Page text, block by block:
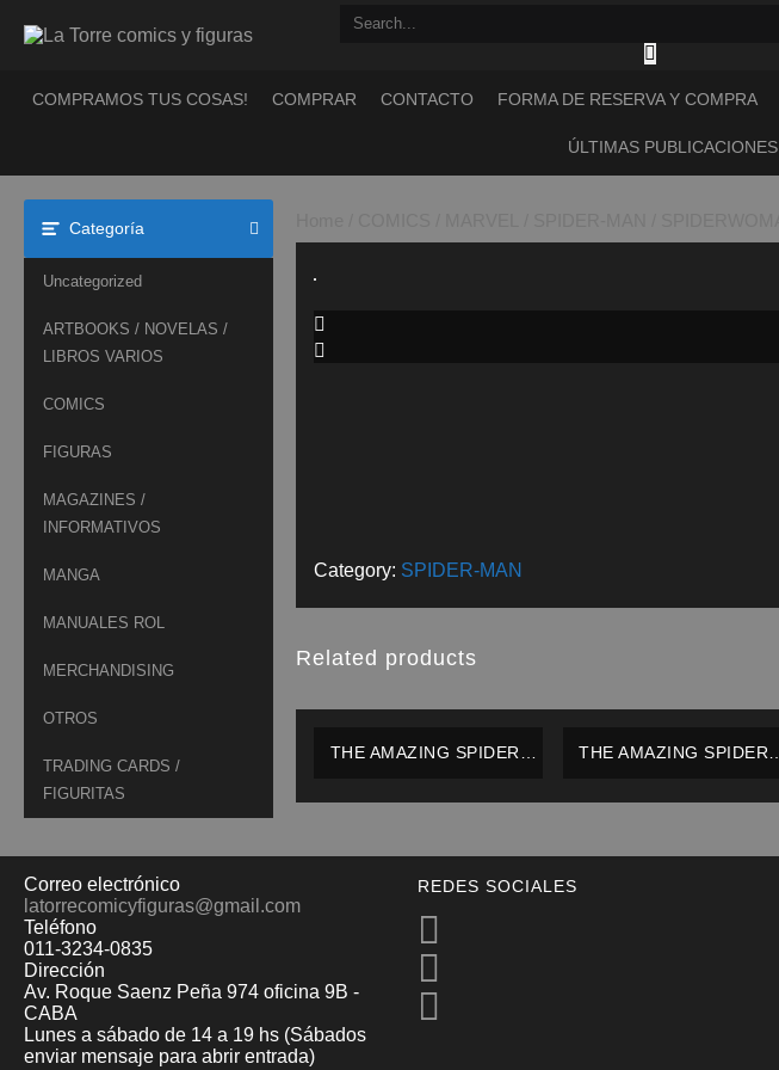
COMPRAMOS TUS COSAS! COMPRAR CONTACTO FORMA DE RESERVA Y COMPRA
ÚLTIMAS PUBLICACIONES
Categoría
Uncategorized
ARTBOOKS / NOVELAS /
LIBROS VARIOS
COMICS
FIGURAS
MAGAZINES /
INFORMATIVOS
MANGA
MANUALES ROL
MERCHANDISING
OTROS
TRADING CARDS /
FIGURITAS
Category: SPIDER-MAN
Related products
THE AMAZING SPIDER-
(COSMIC CARNAGE
INGLÉS
THE AMAZING SPIDER-
SPIDER-MAN – TPB –
Correo electrónico
latorrecomicyfiguras@gmail.com
Teléfono
011-3234-0835
Dirección
Av. Roque Saenz Peña 974 oficina 9B -
CABA
Lunes a sábado de 14 a 19 hs (Sábados
enviar mensaje para abrir entrada)
REDES SOCIALES